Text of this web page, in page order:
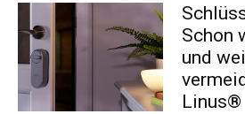
Schon
und
Linus®